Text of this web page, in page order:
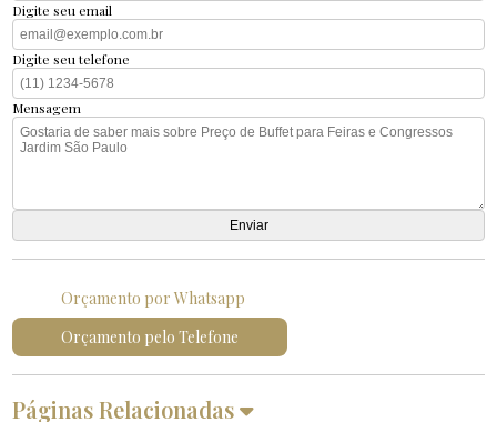
Digite seu email
Digite seu telefone
Mensagem
Orçamento por Whatsapp
Orçamento pelo Telefone
Páginas Relacionadas